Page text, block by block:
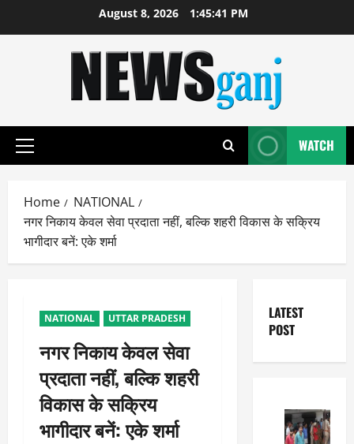
August 8, 2026 1:45:42 PM
Primary
WATCH
Home
NATIONAL
नगर निकाय केवल सेवा प्रदाता नहीं, बल्कि शहरी विकास के सक्रिय
भागीदार बनें: एके शर्मा
NATIONAL UTTAR PRADESH
नगर निकाय केवल सेवा
प्रदाता नहीं, बल्कि शहरी
विकास के सक्रिय
भागीदार बनें: एके शर्मा
LATEST
POST